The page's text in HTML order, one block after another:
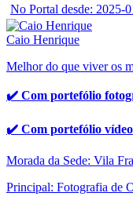
No Portal desde: 2025-
Caio Henrique
Melhor do que viver os
✔️ Com portefólio
✔️ Com portefólio vídeo
Morada da Sede: Vila
Principal: Fotografia de